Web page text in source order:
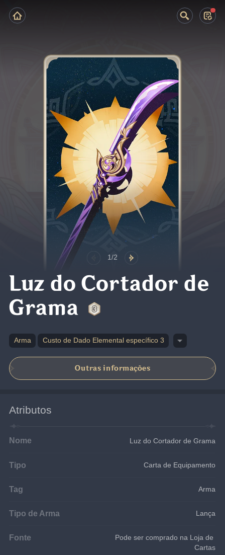
1/2
Luz do Cortador de
Grama
Arma Custo de Dado Elemental específico 3
Outras informações
Atributos
Nome Luz do Cortador de Grama
Tipo Carta de Equipamento
Tag Arma
Tipo de Arma Lança
Fonte
Pode ser comprado na Loja de
Cartas